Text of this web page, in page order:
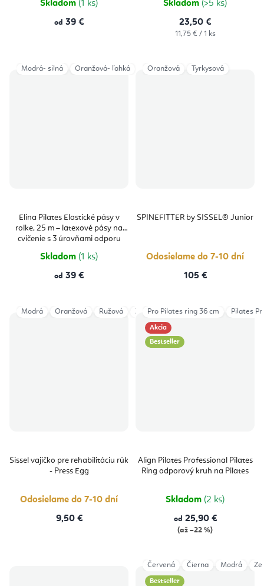
Skladom (1 ks)
od 39 €
Skladom (>5 ks)
23,50 €
Jednotková
11,75 € / 1 ks
Elina Pilates Elastické pásy v
rolke, 25 m – latexové pásy na
cvičenie s 3 úrovňami odporu
Skladom (1 ks)
od 39 €
Modrá- silná Oranžová- ľahká
SPINEFITTER by SISSEL® Junior
Odosielame do 7-10 dní
105 €
Oranžová Tyrkysová
Sissel vajíčko pre rehabilitáciu rúk
- Press Egg
Odosielame do 7-10 dní
9,50 €
Modrá Oranžová Ružová Zelená
Akcia
Bestseller
Align Pilates Professional Pilates
Ring odporový kruh na Pilates
Skladom (2 ks)
od 25,90 €
(až –22 %)
Pro Pilates ring 36 cm Pilates
Bestseller
Červená Čierna Modrá